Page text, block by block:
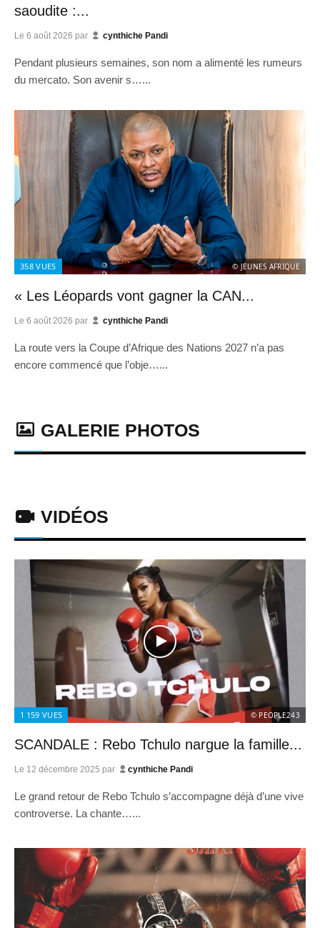
saoudite :...
Le 6 août 2026 par cynthiche Pandi
Pendant plusieurs semaines, son nom a alimenté les rumeurs
du mercato. Son avenir s…...
358 VUES © JEUNES AFRIQUE
« Les Léopards vont gagner la CAN...
Le 6 août 2026 par cynthiche Pandi
La route vers la Coupe d’Afrique des Nations 2027 n’a pas
encore commencé que l’obje…...
GALERIE PHOTOS
VIDÉOS
1 159 VUES © PEOPLE243
SCANDALE : Rebo Tchulo nargue la famille...
Le 12 décembre 2025 par cynthiche Pandi
Le grand retour de Rebo Tchulo s’accompagne déjà d’une vive
controverse. La chante…...